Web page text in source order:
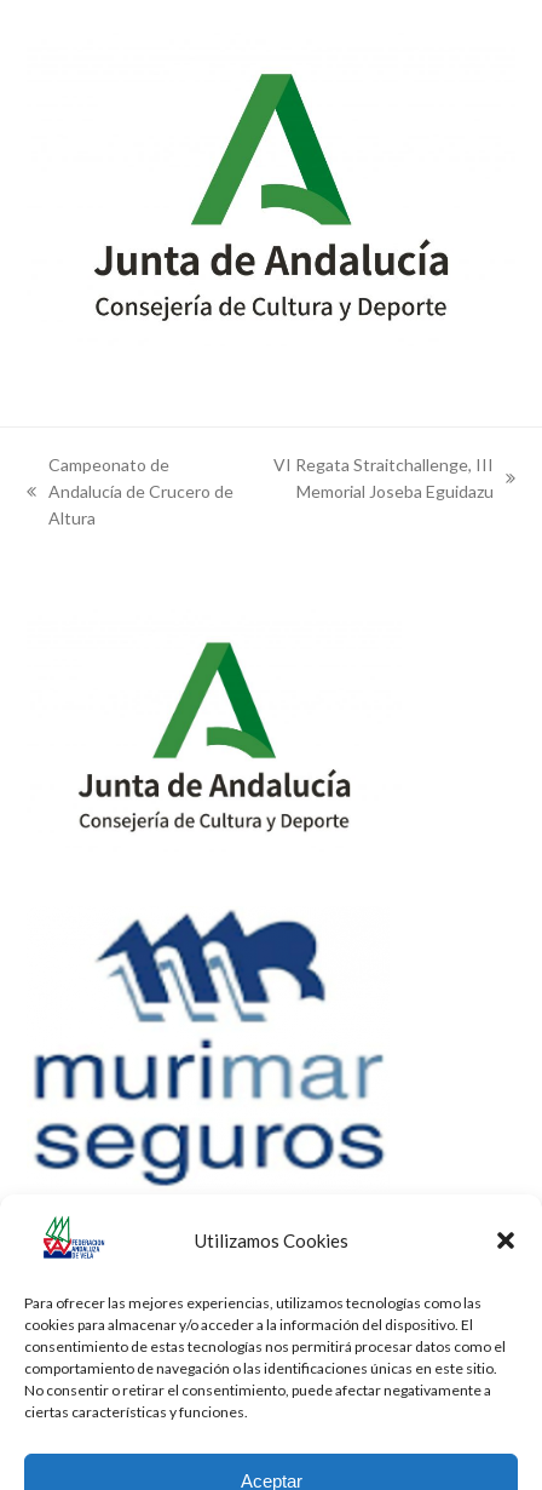
Utilizamos Cookies
Para ofrecer las mejores experiencias, utilizamos tecnologías como las
cookies para almacenar y/o acceder a la información del dispositivo. El
consentimiento de estas tecnologías nos permitirá procesar datos como el
comportamiento de navegación o las identificaciones únicas en este sitio.
No consentir o retirar el consentimiento, puede afectar negativamente a
ciertas características y funciones.
Aceptar
previous
post:
Campeonato de
Andalucía de Crucero de
Altura
next
VI Regata Straitchallenge, III
Memorial Joseba Eguidazu